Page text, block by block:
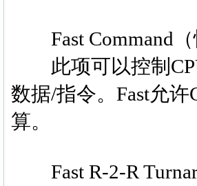
Fast Command（
此项可以控制
数据/指令。Fast允
算。
Fast R-2-R